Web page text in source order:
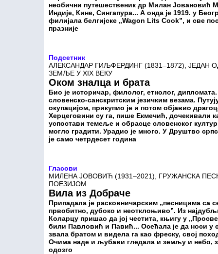
необични путешественик др Милан Јовановић
Индије, Кине, Сингапура... А онда је 1919. у
филијала белгијске „Wagon Lits Cook”, и све
празније
Подсетник
АЛЕКСАНДАР ГИЉФЕРДИНГ (1831–1872),
ЗЕМЉЕ У XIX ВЕКУ
Оком зналца и брата
Био је историчар, филолог, етнолог,
словенско-санскритским језичким везама.
окупацијом, прикупио је и потом објавио
Херцеговини су га, пише Екмечић, дочекивали
успостави темеље и обрасце словенског
могло градити. Урадио је много. У Друштво
је само четрдесет година
Гласови
МИЛЕНА ЈОВОВИЋ (1931–2021), ГРУЖАНСКА
ПОЕЗИЈОМ
Вила из Добраче
Припадала је расковничарским „песницима са
првобитно, дубоко и неотклоњиво”. Из
Коларцу пришао да јој честита, књигу у
били Павловић и Павић... Осећала је да носи у
звала братом и видела га као фреску, свој
Очима наде и љубави гледала и земљу и небо,
одозго